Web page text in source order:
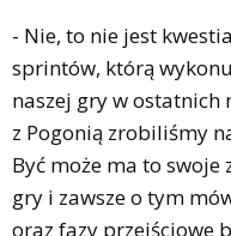
- Nie, to nie jest
sprintów, którą
naszej gry w ostatnich
z Pogonią zrobiliśmy
Być może ma to swoje
gry i zawsze o tym
oraz fazy przejściowe